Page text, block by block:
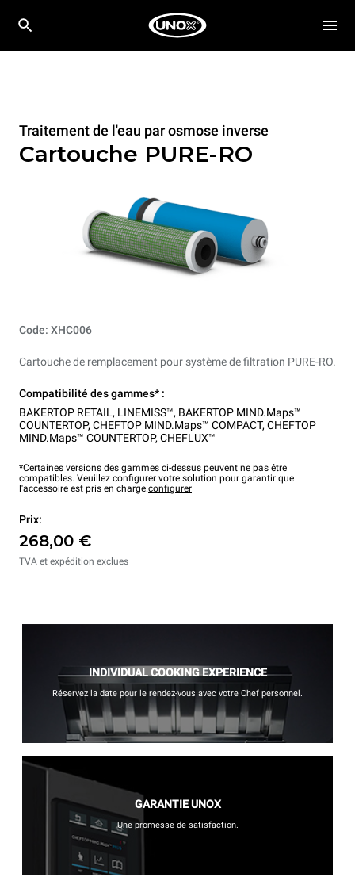
Traitement de l'eau par osmose inverse
Cartouche PURE-RO
Code: XHC006
Cartouche de remplacement pour système de filtration PURE-RO.
Compatibilité des gammes* :
BAKERTOP RETAIL, LINEMISS™, BAKERTOP MIND.Maps™
COUNTERTOP, CHEFTOP MIND.Maps™ COMPACT, CHEFTOP
MIND.Maps™ COUNTERTOP, CHEFLUX™
*Certaines versions des gammes ci-dessus peuvent ne pas être
compatibles. Veuillez configurer votre solution pour garantir que
l'accessoire est pris en charge.configurer
Prix:
268,00 €
TVA et expédition exclues
INDIVIDUAL COOKING EXPERIENCE
Réservez la date pour le rendez-vous avec votre Chef personnel.
GARANTIE UNOX
Une promesse de satisfaction.